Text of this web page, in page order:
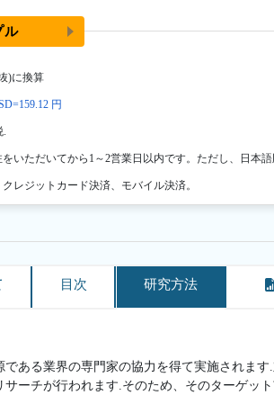
ル
)に換算
円
いただいてから1～2営業日以内です。ただし、日本
レジットカード決済、モバイル決済。
目次 研究方法
ある業界の専門家の協力を得て実施されま
サーチが行われます.そのため、そのターゲッ